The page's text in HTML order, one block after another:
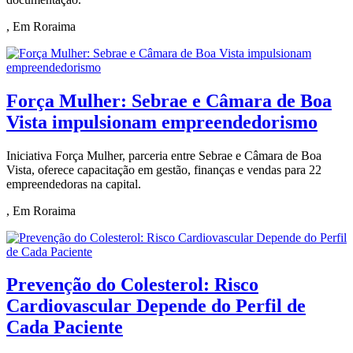
, Em Roraima
Força Mulher: Sebrae e Câmara de Boa
Vista impulsionam empreendedorismo
Iniciativa Força Mulher, parceria entre Sebrae e Câmara de Boa
Vista, oferece capacitação em gestão, finanças e vendas para 22
empreendedoras na capital.
, Em Roraima
Prevenção do Colesterol: Risco
Cardiovascular Depende do Perfil de
Cada Paciente